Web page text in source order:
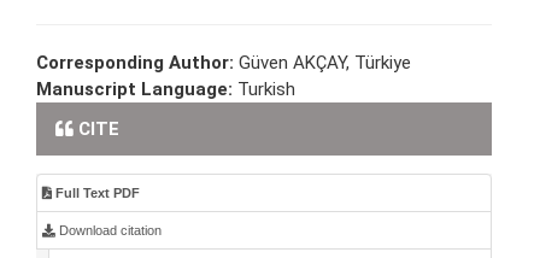
Corresponding Author: Güven AKÇAY, Türkiye
Manuscript Language: Turkish
CITE
Full Text PDF
Download citation